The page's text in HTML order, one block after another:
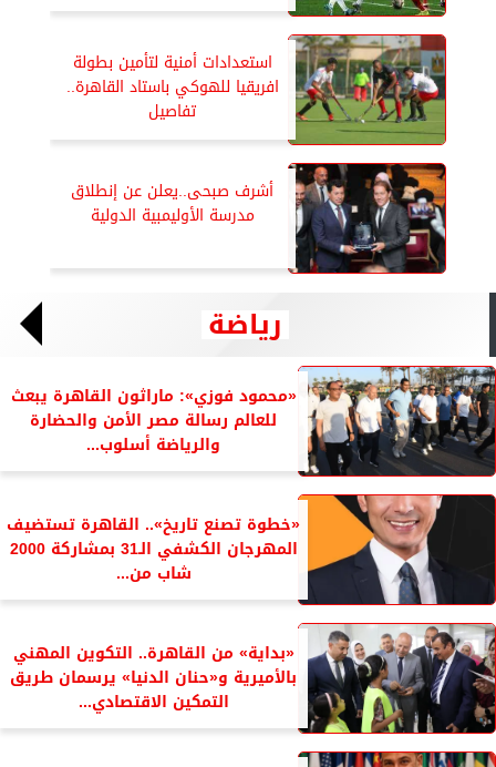
استعدادات أمنية لتأمين بطولة
افريقيا للهوكي باستاد القاهرة..
تفاصيل
أشرف صبحى..يعلن عن إنطلاق
مدرسة الأوليمبية الدولية
رياضة
«محمود فوزي»: ماراثون القاهرة يبعث
للعالم رسالة مصر الأمن والحضارة
والرياضة أسلوب...
«خطوة تصنع تاريخ».. القاهرة تستضيف
المهرجان الكشفي الـ31 بمشاركة 2000
شاب من...
«بداية» من القاهرة.. التكوين المهني
بالأميرية و«حنان الدنيا» يرسمان طريق
التمكين الاقتصادي...